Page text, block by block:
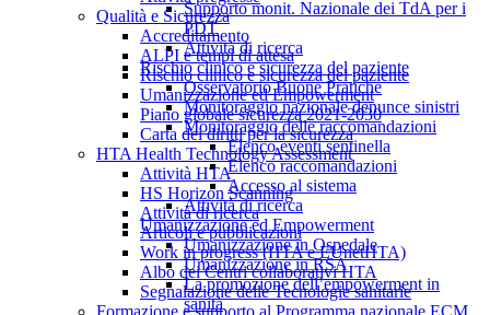
Qualità e Sicurezza
Accreditamento
ALPI e tempi di attesa
Rischio clinico e sicurezza del paziente
Umanizzazione ed Empowerment
Piano globale sicurezza 2021-2030
Carta dei diritti per la sicurezza
HTA Health Technology Assessment
Attività HTA
HS Horizon Scanning
Attività di ricerca
Articoli e pubblicazioni
Work in progress (HTA e EUnetHTA)
Albo dei Centri collaborativi HTA
Segnalazione delle Tecnologie sanitarie
Formazione e supporto al Programma nazionale ECM
Supporto monit. Nazionale dei TdA per i
PDT
Attività di ricerca
Rischio clinico e sicurezza del paziente
Osservatorio Buone Pratiche
Monitoraggio nazionale denunce sinistri
Monitoraggio delle raccomandazioni
Elenco eventi sentinella
Elenco raccomandazioni
Accesso al sistema
Attività di ricerca
Umanizzazione ed Empowerment
Umanizzazione in Ospedale
Umanizzazione in RSA
La promozione dell’empowerment in
sanità